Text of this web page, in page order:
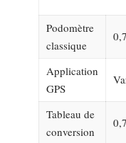
Podomètre
classique
Application
GPS
Tableau de
conversion